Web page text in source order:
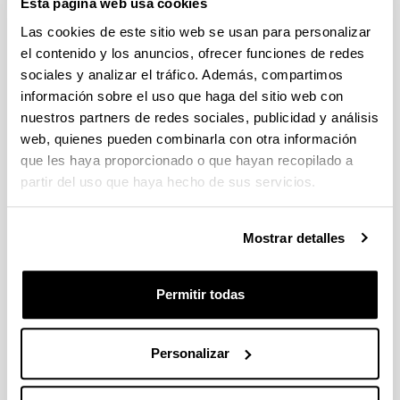
Esta página web usa cookies
Las cookies de este sitio web se usan para personalizar
el contenido y los anuncios, ofrecer funciones de redes
sociales y analizar el tráfico. Además, compartimos
información sobre el uso que haga del sitio web con
nuestros partners de redes sociales, publicidad y análisis
web, quienes pueden combinarla con otra información
que les haya proporcionado o que hayan recopilado a
partir del uso que haya hecho de sus servicios.
Mostrar detalles
Permitir todas
Personalizar
Indica campos obligatorios